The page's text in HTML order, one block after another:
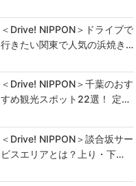
＜Drive! NIPPON＞ドライブで
行きたい関東で人気の浜焼き…
＜Drive! NIPPON＞千葉のおす
すめ観光スポット22選！ 定…
＜Drive! NIPPON＞談合坂サー
ビスエリアとは？上り・下…